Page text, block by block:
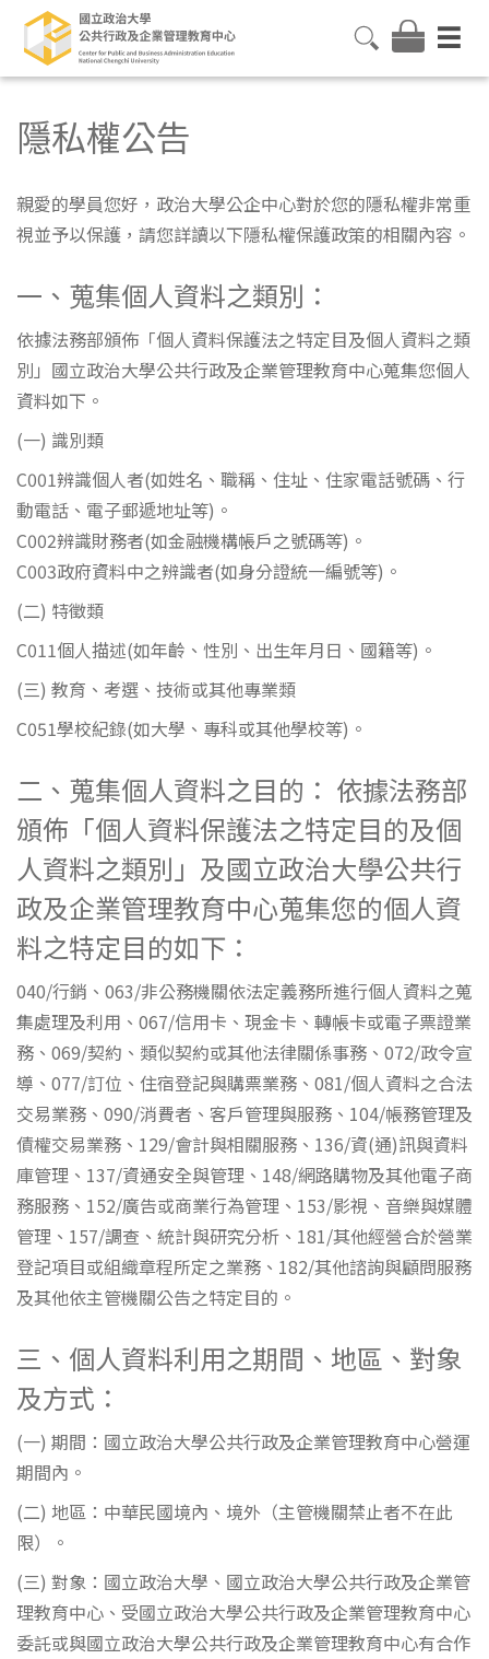
隱私權公告
親愛的學員您好，政治大學公企中心對於您的隱私權非常重
視並予以保護，請您詳讀以下隱私權保護政策的相關內容。
一、蒐集個人資料之類別：
依據法務部頒佈「個人資料保護法之特定目及個人資料之類
別」國立政治大學公共行政及企業管理教育中心蒐集您個人
資料如下。
(一) 識別類
C001辨識個人者(如姓名、職稱、住址、住家電話號碼、行
動電話、電子郵遞地址等)。
C002辨識財務者(如金融機構帳戶之號碼等)。
C003政府資料中之辨識者(如身分證統一編號等)。
(二) 特徵類
C011個人描述(如年齡、性別、出生年月日、國籍等)。
(三) 教育、考選、技術或其他專業類
C051學校紀錄(如大學、專科或其他學校等)。
二、蒐集個人資料之目的： 依據法務部
頒佈「個人資料保護法之特定目的及個
人資料之類別」及國立政治大學公共行
政及企業管理教育中心蒐集您的個人資
料之特定目的如下：
040/行銷、063/非公務機關依法定義務所進行個人資料之蒐
集處理及利用、067/信用卡、現金卡、轉帳卡或電子票證業
務、069/契約、類似契約或其他法律關係事務、072/政令宣
導、077/訂位、住宿登記與購票業務、081/個人資料之合法
交易業務、090/消費者、客戶管理與服務、104/帳務管理及
債權交易業務、129/會計與相關服務、136/資(通)訊與資料
庫管理、137/資通安全與管理、148/網路購物及其他電子商
務服務、152/廣告或商業行為管理、153/影視、音樂與媒體
管理、157/調查、統計與研究分析、181/其他經營合於營業
登記項目或組織章程所定之業務、182/其他諮詢與顧問服務
及其他依主管機關公告之特定目的。
三、個人資料利用之期間、地區、對象
及方式：
(一) 期間：國立政治大學公共行政及企業管理教育中心營運
期間內。
(二) 地區：中華民國境內、境外（主管機關禁止者不在此
限）。
(三) 對象：國立政治大學、國立政治大學公共行政及企業管
理教育中心、受國立政治大學公共行政及企業管理教育中心
委託或與國立政治大學公共行政及企業管理教育中心有合作